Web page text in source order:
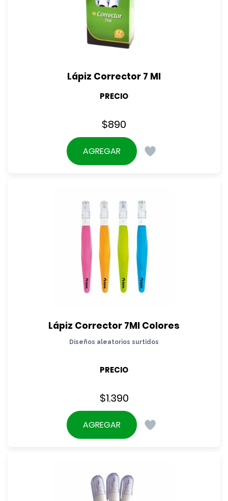
Lápiz Corrector 7 Ml
PRECIO
$890
AGREGAR
Lápiz Corrector 7Ml Colores
Diseños aleatorios surtidos
PRECIO
$1.390
AGREGAR